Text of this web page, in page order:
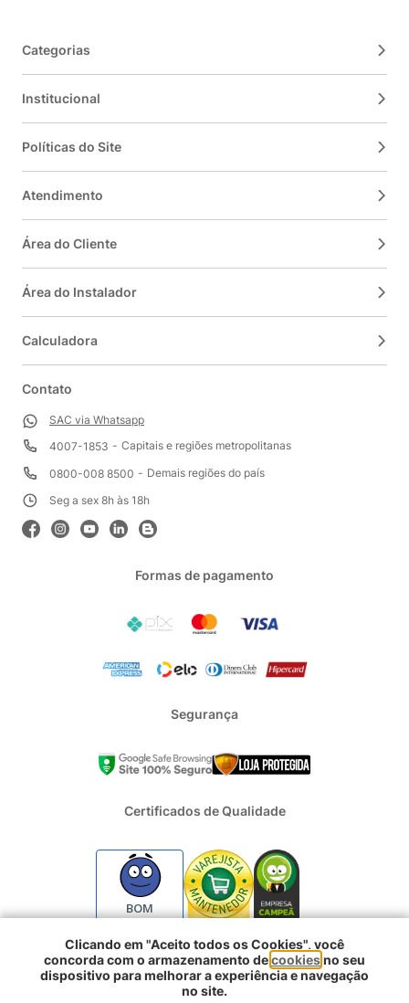
Categorias
Institucional
Políticas do Site
Atendimento
Área do Cliente
Área do Instalador
Calculadora
Contato
SAC via Whatsapp
4007-1853
Capitais e regiões metropolitanas
0800-008 8500
Demais regiões do país
Seg a sex 8h às 18h
Formas de pagamento
Segurança
Certificados de Qualidade
BOM
2024 - Todos os direitos reservados | REFRIGERACAO DUFRIO
COMERCIO E IMPORTACAO S.A. | CNPJ : 01.754.239/0001-10 |
Clicando em "Aceito todos os Cookies", você
concorda com o armazenamento decookiesno seu
dispositivo para melhorar a experiência e navegação
no site.